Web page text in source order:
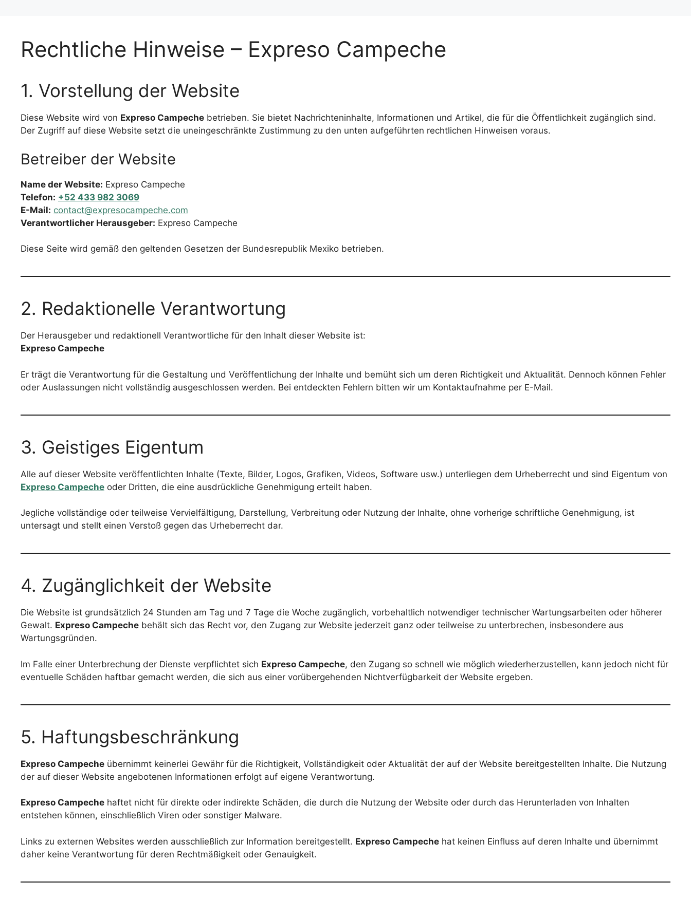
Rechtliche Hinweise – Expreso Campeche
1. Vorstellung der Website
Diese Website wird von Expreso Campeche betrieben. Sie bietet Nachrichteninhalte, Informationen und Artikel, die für die Öffentlichkeit zugänglich sind.
Der Zugriff auf diese Website setzt die uneingeschränkte Zustimmung zu den unten aufgeführten rechtlichen Hinweisen voraus.
Betreiber der Website
Name der Website: Expreso Campeche
Telefon: +52 433 982 3069
E-Mail: contact@expresocampeche.com
Verantwortlicher Herausgeber: Expreso Campeche
Diese Seite wird gemäß den geltenden Gesetzen der Bundesrepublik Mexiko betrieben.
2. Redaktionelle Verantwortung
Der Herausgeber und redaktionell Verantwortliche für den Inhalt dieser Website ist:
Expreso Campeche
Er trägt die Verantwortung für die Gestaltung und Veröffentlichung der Inhalte und bemüht sich um deren Richtigkeit und Aktualität. Dennoch können Fehler
oder Auslassungen nicht vollständig ausgeschlossen werden. Bei entdeckten Fehlern bitten wir um Kontaktaufnahme per E-Mail.
3. Geistiges Eigentum
Alle auf dieser Website veröffentlichten Inhalte (Texte, Bilder, Logos, Grafiken, Videos, Software usw.) unterliegen dem Urheberrecht und sind Eigentum von
Expreso Campeche oder Dritten, die eine ausdrückliche Genehmigung erteilt haben.
Jegliche vollständige oder teilweise Vervielfältigung, Darstellung, Verbreitung oder Nutzung der Inhalte, ohne vorherige schriftliche Genehmigung, ist
untersagt und stellt einen Verstoß gegen das Urheberrecht dar.
4. Zugänglichkeit der Website
Die Website ist grundsätzlich 24 Stunden am Tag und 7 Tage die Woche zugänglich, vorbehaltlich notwendiger technischer Wartungsarbeiten oder höherer
Gewalt. Expreso Campeche behält sich das Recht vor, den Zugang zur Website jederzeit ganz oder teilweise zu unterbrechen, insbesondere aus
Wartungsgründen.
Im Falle einer Unterbrechung der Dienste verpflichtet sich Expreso Campeche, den Zugang so schnell wie möglich wiederherzustellen, kann jedoch nicht für
eventuelle Schäden haftbar gemacht werden, die sich aus einer vorübergehenden Nichtverfügbarkeit der Website ergeben.
5. Haftungsbeschränkung
Expreso Campeche übernimmt keinerlei Gewähr für die Richtigkeit, Vollständigkeit oder Aktualität der auf der Website bereitgestellten Inhalte. Die Nutzung
der auf dieser Website angebotenen Informationen erfolgt auf eigene Verantwortung.
Expreso Campeche haftet nicht für direkte oder indirekte Schäden, die durch die Nutzung der Website oder durch das Herunterladen von Inhalten
entstehen können, einschließlich Viren oder sonstiger Malware.
Links zu externen Websites werden ausschließlich zur Information bereitgestellt. Expreso Campeche hat keinen Einfluss auf deren Inhalte und übernimmt
daher keine Verantwortung für deren Rechtmäßigkeit oder Genauigkeit.